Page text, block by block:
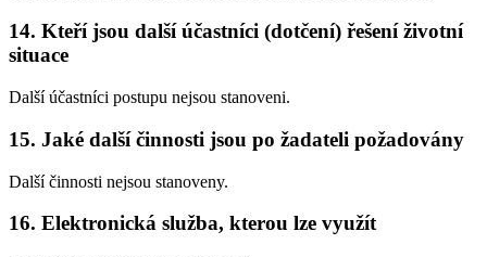
14. Kteří jsou další účastníci (dotčení) řešení životní
situace
Další účastníci postupu nejsou stanoveni.
15. Jaké další činnosti jsou po žadateli požadovány
Další činnosti nejsou stanoveny.
16. Elektronická služba, kterou lze využít